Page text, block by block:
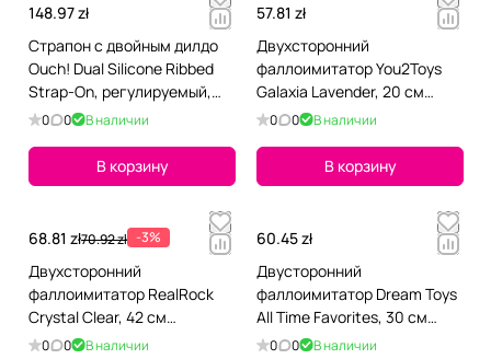
148.97 zł
Страпон с двойным дилдо
Ouch! Dual Silicone Ribbed
Strap-On, регулируемый,
черный
0 0 В наличии
В корзину
57.81 zł
Двухсторонний
фаллоимитатор You2Toys
Galaxia Lavender, 20 см
(фиолетовый)
0 0 В наличии
В корзину
68.81 zł70.92 zł -3%
Двухсторонний
фаллоимитатор RealRock
Crystal Clear, 42 см
(голубой)
0 0 В наличии
60.45 zł
Двусторонний
фаллоимитатор Dream Toys
All Time Favorites, 30 см
(фиолетовый)
0 0 В наличии